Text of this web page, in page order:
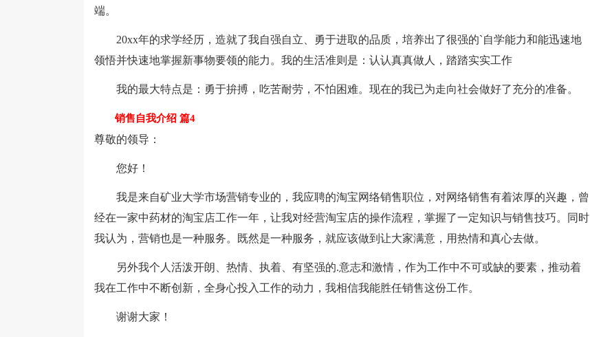
端。
20xx年的求学经历，造就了我自强自立、勇于进取的品质，培养出了很强的`自学能力和能迅速地
领悟并快速地掌握新事物要领的能力。我的生活准则是：认认真真做人，踏踏实实工作
我的最大特点是：勇于拚搏，吃苦耐劳，不怕困难。现在的我已为走向社会做好了充分的准备。
销售自我介绍 篇4
尊敬的领导：
您好！
我是来自矿业大学市场营销专业的，我应聘的淘宝网络销售职位，对网络销售有着浓厚的兴趣，曾
经在一家中药材的淘宝店工作一年，让我对经营淘宝店的操作流程，掌握了一定知识与销售技巧。同时
我认为，营销也是一种服务。既然是一种服务，就应该做到让大家满意，用热情和真心去做。
另外我个人活泼开朗、热情、执着、有坚强的.意志和激情，作为工作中不可或缺的要素，推动着
我在工作中不断创新，全身心投入工作的动力，我相信我能胜任销售这份工作。
谢谢大家！